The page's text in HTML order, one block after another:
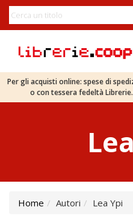
Per gli acquisti online: spese di
o con tessera fedeltà
Home Autori Lea Ypi